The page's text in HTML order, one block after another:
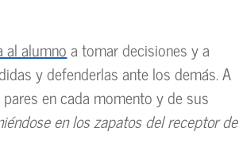
al alumnoa tomar decisiones y a
y defenderlas ante los demás. A
en cada momento y de sus
en los zapatos del receptor de